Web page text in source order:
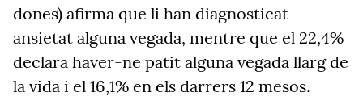
dones) afirma que li han diagnosticat
ansietat alguna vegada, mentre que el 22,4%
declara haver-ne patit alguna vegada llarg de
la vida i el 16,1% en els darrers 12 mesos.